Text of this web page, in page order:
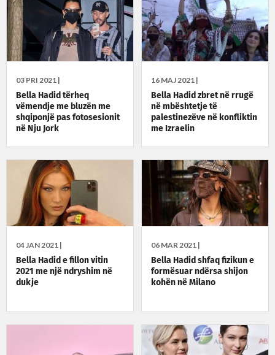
16 MAJ 2021 |
Bella Hadid zbret në rrugë
në mbështetje të
palestinezëve në konfliktin
me Izraelin
03 PRI 2021 |
Bella Hadid tërheq
vëmendje me bluzën me
shqiponjë pas fotosesionit
në Nju Jork
06 MAR 2021 |
Bella Hadid shfaq fizikun e
formësuar ndërsa shijon
kohën në Milano
04 JAN 2021 |
Bella Hadid e fillon vitin
2021 me një ndryshim në
dukje